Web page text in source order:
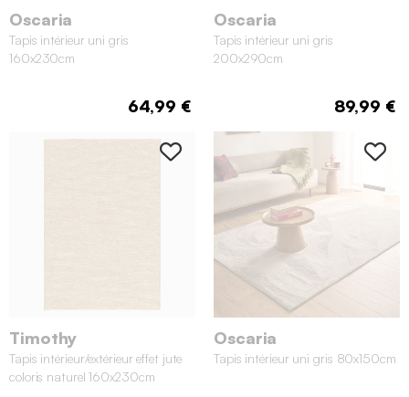
Oscaria
Tapis intérieur uni gris
160x230cm
64,99 €
Oscaria
Tapis intérieur uni gris
200x290cm
89,99 €
Timothy
Tapis intérieur/extérieur effet jute
coloris naturel 160x230cm
Oscaria
Tapis intérieur uni gris 80x150cm